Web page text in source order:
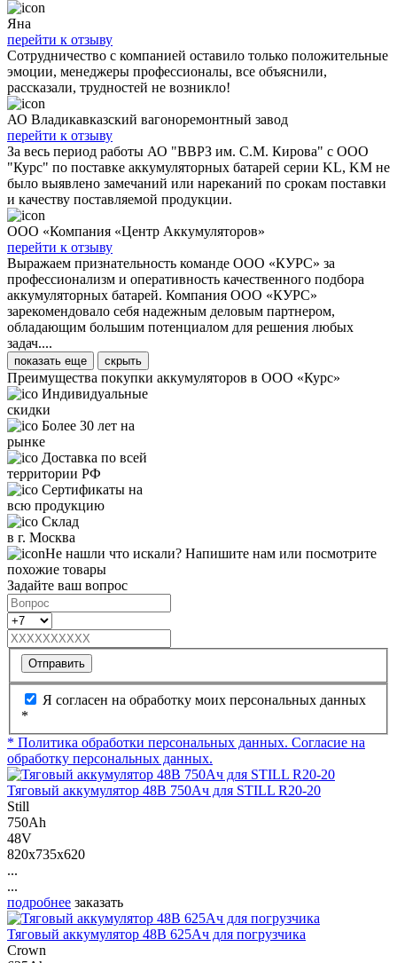
Яна
перейти к отзыву
Сотрудничество с компанией оставило только положительные
эмоции, менеджеры профессионалы, все объяснили,
рассказали, трудностей не возникло!
АО Владикавказский вагоноремонтный завод
перейти к отзыву
За весь период работы АО "ВВРЗ им. С.М. Кирова" с ООО
"Курс" по поставке аккумуляторных батарей серии KL, KM не
было выявлено замечаний или нареканий по срокам поставки
и качеству поставляемой продукции.
ООО «Компания «Центр Аккумуляторов»
перейти к отзыву
Выражаем признательность команде ООО «КУРС» за
профессионализм и оперативность качественного подбора
аккумуляторных батарей. Компания ООО «КУРС»
зарекомендовало себя надежным деловым партнером,
обладающим большим потенциалом для решения любых
задач....
показать еще скрыть
Преимущества покупки аккумуляторов в ООО «Курс»
Индивидуальные
скидки
Более 30 лет на
рынке
Доставка по всей
территории РФ
Сертификаты на
всю продукцию
Склад
в г. Москва
Не нашли что искали? Напишите нам или посмотрите
похожие товары
Задайте ваш вопрос
Отправить
Я согласен на обработку моих персональных данных
*
* Политика обработки персональных данных. Согласие на
обработку персональных данных.
Тяговый аккумулятор 48В 750Ач для STILL R20-20
Still
750Ah
48V
820x735x620
...
...
подробнее заказать
Тяговый аккумулятор 48В 625Ач для погрузчика
Crown